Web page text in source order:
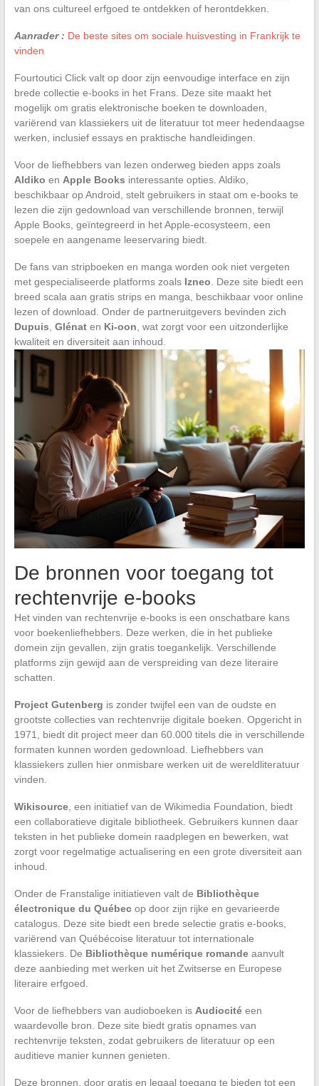
van ons cultureel erfgoed te ontdekken of herontdekken.
Aanrader : De beste sites om sociale huisvesting in Frankrijk te
vinden
Fourtoutici Click valt op door zijn eenvoudige interface en zijn
brede collectie e-books in het Frans. Deze site maakt het
mogelijk om gratis elektronische boeken te downloaden,
variërend van klassiekers uit de literatuur tot meer hedendaagse
werken, inclusief essays en praktische handleidingen.
Voor de liefhebbers van lezen onderweg bieden apps zoals
Aldiko en Apple Books interessante opties. Aldiko,
beschikbaar op Android, stelt gebruikers in staat om e-books te
lezen die zijn gedownload van verschillende bronnen, terwijl
Apple Books, geïntegreerd in het Apple-ecosysteem, een
soepele en aangename leeservaring biedt.
De fans van stripboeken en manga worden ook niet vergeten
met gespecialiseerde platforms zoals Izneo . Deze site biedt een
breed scala aan gratis strips en manga, beschikbaar voor online
lezen of download. Onder de partneruitgevers bevinden zich
Dupuis Glénaten Ki-oon , wat zorgt voor een uitzonderlijke
kwaliteit en diversiteit aan inhoud.
De bronnen voor toegang tot
rechtenvrije e-books
Het vinden van rechtenvrije e-books is een onschatbare kans
voor boekenliefhebbers. Deze werken, die in het publieke
domein zijn gevallen, zijn gratis toegankelijk. Verschillende
platforms zijn gewijd aan de verspreiding van deze literaire
schatten.
Project Gutenberg is zonder twijfel een van de oudste en
grootste collecties van rechtenvrije digitale boeken. Opgericht in
1971, biedt dit project meer dan 60.000 titels die in verschillende
formaten kunnen worden gedownload. Liefhebbers van
klassiekers zullen hier onmisbare werken uit de wereldliteratuur
vinden.
Wikisource, een initiatief van de Wikimedia Foundation, biedt
een collaboratieve digitale bibliotheek. Gebruikers kunnen daar
teksten in het publieke domein raadplegen en bewerken, wat
zorgt voor regelmatige actualisering en een grote diversiteit aan
inhoud.
Onder de Franstalige initiatieven valt de Bibliothèque
électronique du Québecop door zijn rijke en gevarieerde
catalogus. Deze site biedt een brede selectie gratis e-books,
variërend van Québécoise literatuur tot internationale
klassiekers. De Bibliothèque numérique romandeaanvult
deze aanbieding met werken uit het Zwitserse en Europese
literaire erfgoed.
Voor de liefhebbers van audioboeken is Audiocitéeen
waardevolle bron. Deze site biedt gratis opnames van
rechtenvrije teksten, zodat gebruikers de literatuur op een
auditieve manier kunnen genieten.
Deze bronnen, door gratis en legaal toegang te bieden tot een